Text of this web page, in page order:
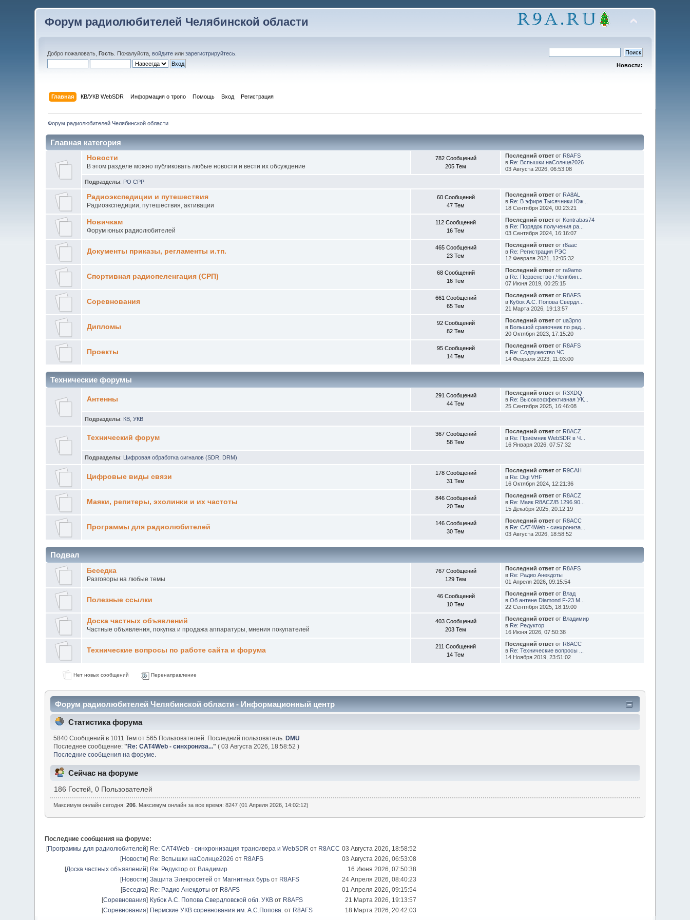
Форум радиолюбителей Челябинской области
Добро пожаловать,Гость . Пожалуйста,войдите илизарегистрируйтесь
Новости:
Главная КВ/УКВ WebSDR Информация о тропо Помощь Вход Регистрация
Форум радиолюбителей Челябинской области
Главная категория
Новости
В этом разделе можно публиковать любые новости и вести их обсуждение
782 Сообщений
205 Тем
Последний ответот R8AFS
в Re: Вспышки наСолнце2026
03 Августа 2026, 06:53:08
Подразделы: РО СРР
Радиоэкспедиции и путешествия
Радиоэкспедиции, путешествия, активации
60 Сообщений
47 Тем
Последний ответот RA8AL
в Re: В эфире Тысячники Юж...
18 Сентября 2024, 00:23:21
Новичкам
Форум юных радиолюбителей
112 Сообщений
16 Тем
Последний ответот Kontrabas74
в Re: Порядок получения ра...
03 Сентября 2024, 16:16:07
Документы приказы, регламенты и.тп.
465 Сообщений
23 Тем
Последний ответот r8aac
в Re: Регистрация РЭС
12 Февраля 2021, 12:05:32
Спортивная радиопеленгация (СРП)
68 Сообщений
16 Тем
Последний ответот ra9amo
в Re: Первенство г.Челябин...
07 Июня 2019, 00:25:15
Соревнования
661 Сообщений
65 Тем
Последний ответот R8AFS
в Кубок А.С. Попова Свердл...
21 Марта 2026, 19:13:57
Дипломы
92 Сообщений
82 Тем
Последний ответот ua3pno
в Большой сравочник по рад...
20 Октября 2023, 17:15:20
Проекты
95 Сообщений
14 Тем
Последний ответот R8AFS
в Re: Содружество ЧС
14 Февраля 2023, 11:03:00
Технические форумы
Антенны
291 Сообщений
44 Тем
Последний ответот R3XDQ
в Re: Высокоэффективная УК...
25 Сентября 2025, 16:46:08
Подразделы: КВ ,УКВ
Технический форум
367 Сообщений
58 Тем
Последний ответот R8ACZ
в Re: Приёмник WebSDR в Ч...
16 Января 2026, 07:57:32
Подразделы: Цифровая обработка сигналов (SDR, DRM)
Цифровые виды связи
178 Сообщений
31 Тем
Последний ответот R9CAH
в Re: Digi VHF
16 Октября 2024, 12:21:36
Маяки, репитеры, эхолинки и их частоты
846 Сообщений
20 Тем
Последний ответот R8ACZ
в Re: Маяк R8ACZ/B 1296.90...
15 Декабря 2025, 20:12:19
Программы для радиолюбителей
146 Сообщений
30 Тем
Последний ответот R8ACC
в Re: CAT4Web - синхрониза...
03 Августа 2026, 18:58:52
Подвал
Беседка
Разговоры на любые темы
767 Сообщений
129 Тем
Последний ответот R8AFS
в Re: Радио Анекдоты
01 Апреля 2026, 09:15:54
Полезные ссылки
46 Сообщений
10 Тем
Последний ответот Влад
в Об антене Diamond F-23 M...
22 Сентября 2025, 18:19:00
Доска частных объявлений
Частные объявления, покупка и продажа аппаратуры, мнения покупателей
403 Сообщений
203 Тем
Последний ответот Владимир
в Re: Редуктор
16 Июня 2026, 07:50:38
Технические вопросы по работе сайта и форума
211 Сообщений
14 Тем
Последний ответот R8ACC
в Re: Технические вопросы ...
14 Ноября 2019, 23:51:02
Нет новых сообщений Перенаправление
Форум радиолюбителей Челябинской области - Информационный центр
Статистика форума
5840 Сообщений в 1011 Тем от 565 Пользователей. Последний пользователь:DMU
Последнее сообщение:"Re: CAT4Web - синхрониза..." ( 03 Августа 2026, 18:58:52 )
Последние сообщения на форуме.
Сейчас на форуме
186 Гостей, 0 Пользователей
Максимум онлайн сегодня: 206. Максимум онлайн за все время: 8247 (01 Апреля 2026, 14:02:12)
Последние сообщения на форуме:
[Программы для радиолюбителей] Re: CAT4Web - синхронизация трансивера и WebSDR от R8ACC 03 Августа 2026, 18:58:52
[Новости] Re: Вспышки наСолнце2026 от R8AFS
03 Августа 2026, 06:53:08
[Доска частных объявлений] Re: Редуктор от Владимир
16 Июня 2026, 07:50:38
[Новости] Защита Элекросетей от Магнитных бурь от R8AFS
24 Апреля 2026, 08:40:23
[Беседка] Re: Радио Анекдоты от R8AFS
01 Апреля 2026, 09:15:54
[Соревнования] Кубок А.С. Попова Свердловской обл. УКВ от R8AFS
21 Марта 2026, 19:13:57
[Соревнования] Пермские УКВ соревнования им. А.С.Попова. от R8AFS 18 Марта 2026, 20:42:03